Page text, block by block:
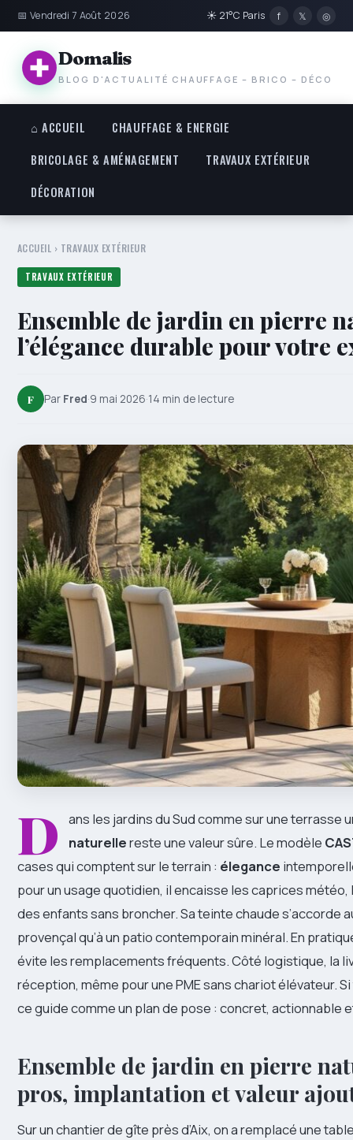
📅 Vendredi 7 Août 2026 ☀ 21°C Paris f 𝕏 ◎
Domalis
BLOG D'ACTUALITÉ CHAUFFAGE – BRICO – DÉCO
⌂ ACCUEIL
CHAUFFAGE & ENERGIE
BRICOLAGE & AMÉNAGEMENT
TRAVAUX EXTÉRIEUR
DÉCORATION
ACCUEIL › TRAVAUX EXTÉRIEUR
TRAVAUX EXTÉRIEUR
Ensemble de jardin en pierre
l’élégance durable pour votre
F Par Fred·9 mai 2026·14 min de lecture
D
ans les jardins du Sud comme sur une terrasse
naturellereste une valeur sûre. Le modèle
cases qui comptent sur le terrain : élegance
pour un usage quotidien, il encaisse les caprices
des enfants sans broncher. Sa teinte chaude s’accorde
provençal qu’à un patio contemporain minéral. En
évite les remplacements fréquents. Côté logistique, la
réception, même pour une PME sans chariot élévateur.
ce guide comme un plan de pose : concret, actionnable
Ensemble de jardin en pierre
pros, implantation et valeur
Sur un chantier de gîte près d’Aix, on a remplacé une